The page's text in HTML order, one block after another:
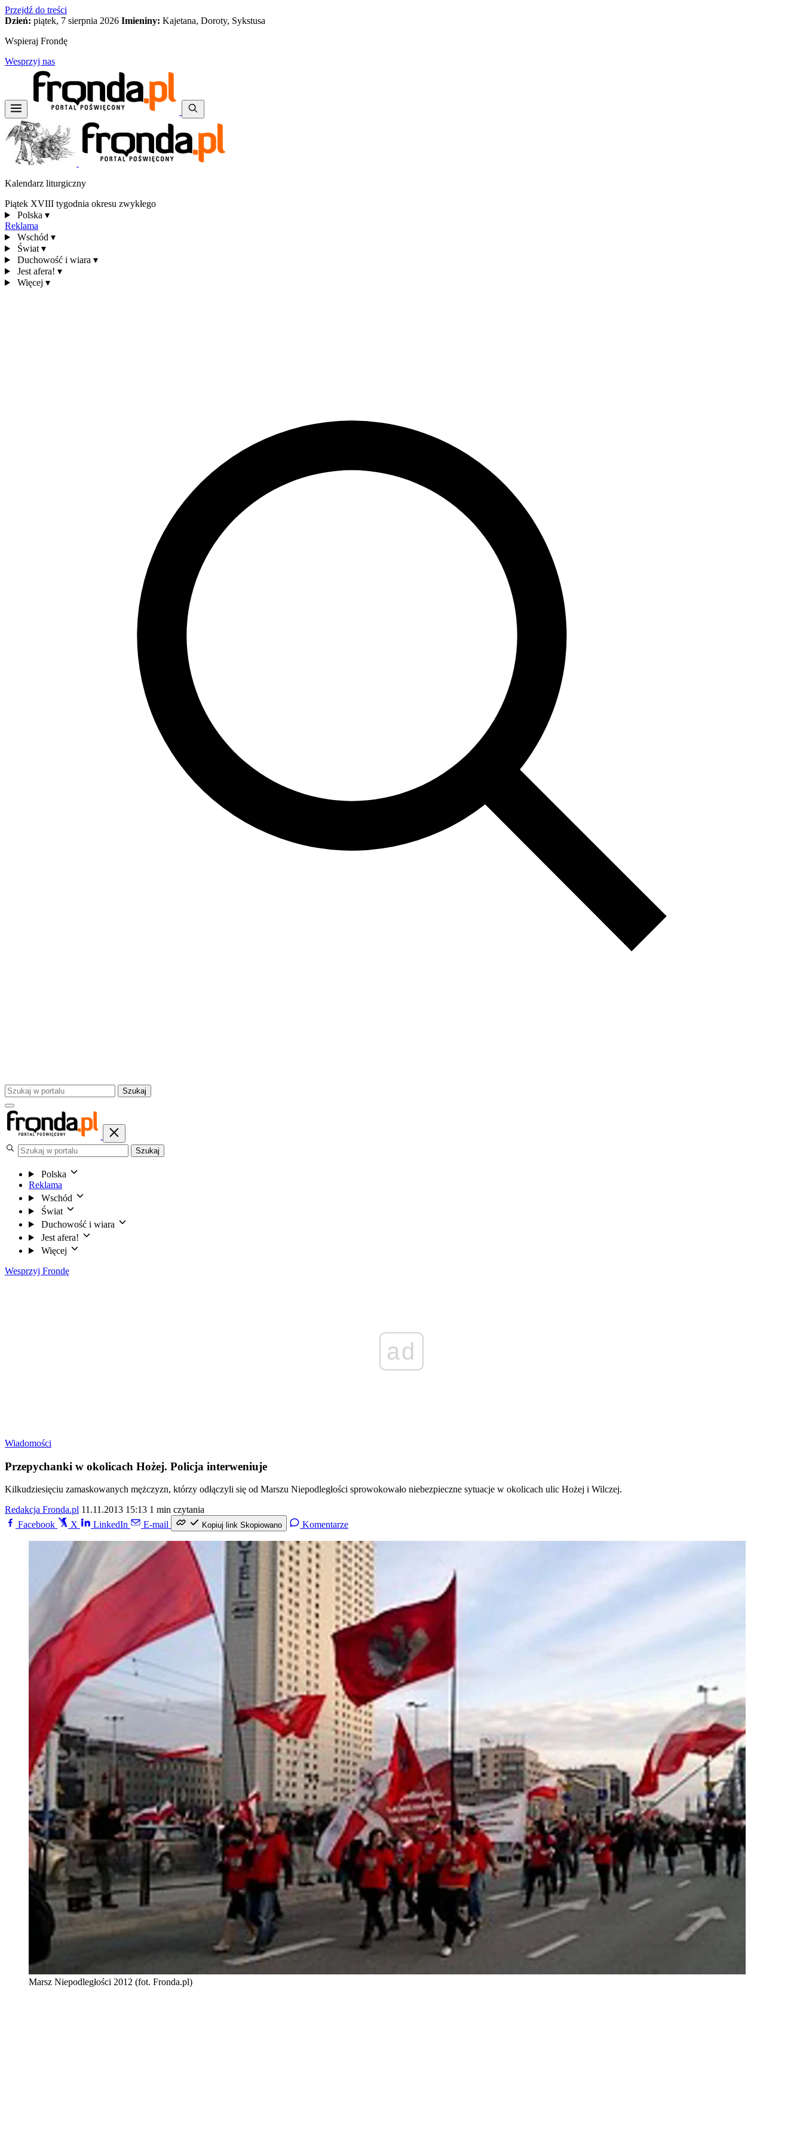
Przejdź do treści
Dzień: piątek, 7 sierpnia 2026 Imieniny: Kajetana, Doroty, Sykstusa
Wspieraj Frondę
Wesprzyj nas
Kalendarz liturgiczny
Piątek XVIII tygodnia okresu zwykłego
Polska ▾
Reklama
Wschód ▾
Świat ▾
Duchowość i wiara ▾
Jest afera! ▾
Więcej ▾
Szukaj
Szukaj
Polska
Reklama
Wschód
Świat
Duchowość i wiara
Jest afera!
Więcej
Wesprzyj Frondę
ad
Wiadomości
Przepychanki w okolicach Hożej. Policja interweniuje
Kilkudziesięciu zamaskowanych mężczyzn, którzy odłączyli się od Marszu Niepodległości sprowokowało niebezpieczne sytuacje w okolicach ulic Hożej i Wilczej.
Redakcja Fronda.pl 11.11.2013 15:13 1 min czytania
Facebook
X LinkedIn E-mail Kopiuj link Skopiowano Komentarze
Marsz Niepodległości 2012 (fot. Fronda.pl)